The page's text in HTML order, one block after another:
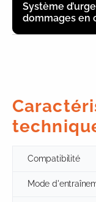
Système
dommages en
Compatibilité
Mode